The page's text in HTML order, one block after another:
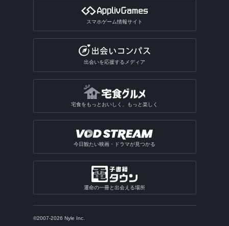
スマホゲーム情報サイト
出会いを応援するメディア
宅食をもっとおいしく、もっと楽しく
今日観たい映画・ドラマが見つかる
運命の一冊と出会える場所
©2007-2026 Nyle Inc.